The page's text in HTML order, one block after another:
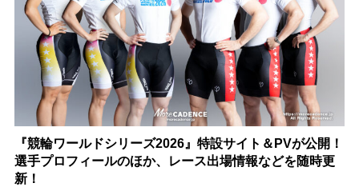
『競輪ワールドシリーズ2026』特設サイト＆PVが公開！
選手プロフィールのほか、レース出場情報などを随時更
新！